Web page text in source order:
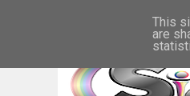
EUROPE
This
are